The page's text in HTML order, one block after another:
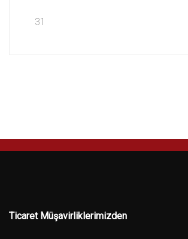
31
Ticaret Müşavirliklerimizden